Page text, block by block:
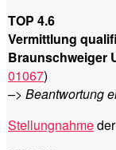
TOP 4.6
Vermittlung
Braunschweiger
01067)
–> Beantwortung
Stellungnahme